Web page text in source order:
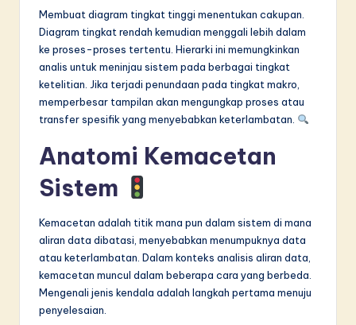
Membuat diagram tingkat tinggi menentukan cakupan.
Diagram tingkat rendah kemudian menggali lebih dalam
ke proses-proses tertentu. Hierarki ini memungkinkan
analis untuk meninjau sistem pada berbagai tingkat
ketelitian. Jika terjadi penundaan pada tingkat makro,
memperbesar tampilan akan mengungkap proses atau
transfer spesifik yang menyebabkan keterlambatan.
Anatomi Kemacetan
Sistem
Kemacetan adalah titik mana pun dalam sistem di mana
aliran data dibatasi, menyebabkan menumpuknya data
atau keterlambatan. Dalam konteks analisis aliran data,
kemacetan muncul dalam beberapa cara yang berbeda.
Mengenali jenis kendala adalah langkah pertama menuju
penyelesaian.